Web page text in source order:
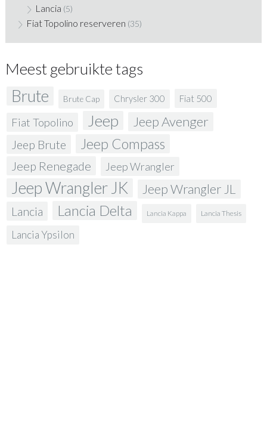
Lancia (5)
Fiat Topolino reserveren (35)
Meest gebruikte tags
Brute Brute Cap Chrysler 300 Fiat 500
Fiat Topolino Jeep Jeep Avenger
Jeep Brute Jeep Compass
Jeep Renegade Jeep Wrangler
Jeep Wrangler JK Jeep Wrangler JL
Lancia Lancia Delta Lancia Kappa Lancia Thesis
Lancia Ypsilon